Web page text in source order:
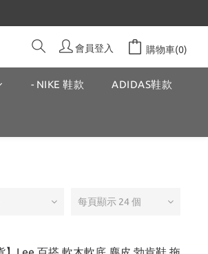
會員登入 購物車(0)
- NIKE 鞋款 ADIDAS鞋款
每頁顯示 24 個